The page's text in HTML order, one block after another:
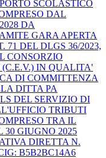
SCOLASTICO
DAL
DA
GARA APERTA
71 DEL DLGS 36/2023,
CONSORZIO
IN QUALITA'
DI COMMITTENZA
DITTA PA
DEL SERVIZIO DI
TRIBUTI
TRA IL
30 GIUGNO 2025
DIRETTA N.
B5B2BC14A6